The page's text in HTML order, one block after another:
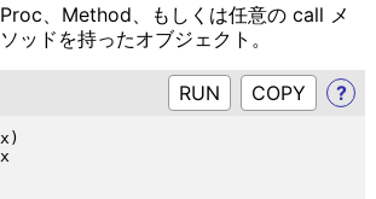
Proc、Method、もしくは任意の call メ
ソッドを持ったオブジェクト。
RUN ?
x )